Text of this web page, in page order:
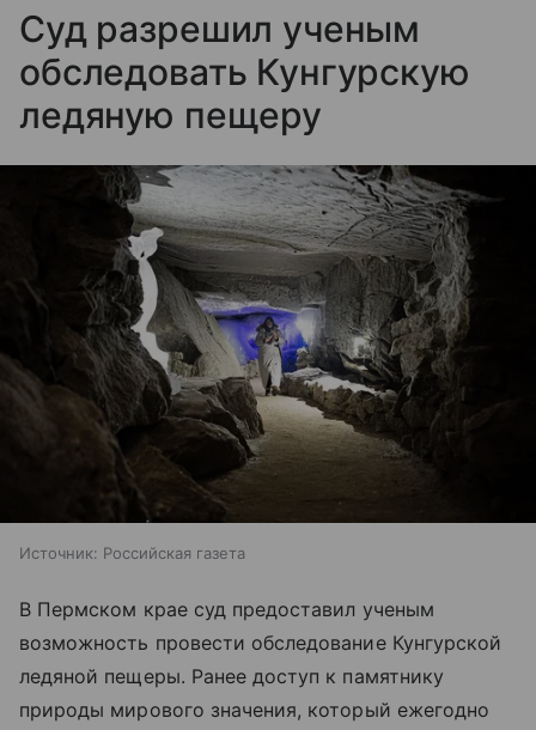
Суд разрешил ученым
обследовать Кунгурскую
ледяную пещеру
Источник: Российская газета
В Пермском крае суд предоставил ученым
возможность провести обследование Кунгурской
ледяной пещеры. Ранее доступ к памятнику
природы мирового значения, который ежегодно